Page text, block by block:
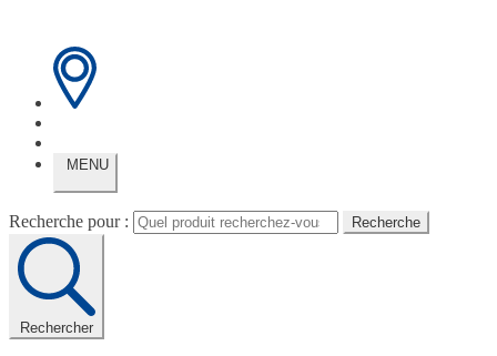
MENU
Recherche pour : Recherche
Rechercher